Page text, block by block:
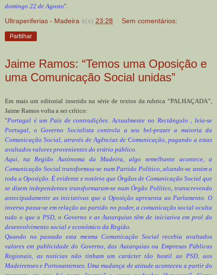
domingo 22 de Agosto".
Ultraperiferias - Madeira à(s) 23:28 Sem comentários:
Partilhar
Jaime Ramos: “Temos uma Oposição e
uma Comunicação Social unidas”
Em mais um editorial inserido na série de textos da rubrica “PALHAÇADA”,
Jaime Ramos volta a ser crítico:
"Portugal é um País de contradições. Actualmente no Rectângulo , leia-se
Portugal, o Governo Socialista controla a seu bel-prazer a maioria da
Comunicação Social, através de Agências de Comunicação, pagando a estas
avultados valores provenientes do erário público.
Aqui, na Região Autónoma da Madeira, algo semelhante acontece, a
Comunicação Social transformou-se num Partido Político, aliando-se assim a
toda a Oposição. É evidente e notório que Órgãos de Comunicação Social que
se dizem independentes transformaram-se num Órgão Político, transcrevendo
antecipadamente as iniciativas que a Oposição apresenta ao Parlamento. O
inverso passa-se em relação ao partido no poder, a comunicação social oculta
tudo o que o PSD, o Governo e as Autarquias têm de iniciativa em prol do
desenvolvimento social e económico da Região.
Quando no passado esta mesma Comunicação Social recebia avultados
valores em publicidade do Governo, das Autarquias ou Empresas Públicas
Regionais, as notícias não tinham um carácter tão hostil ao PSD, aos
Madeirenses e Portosantenses. Uma mudança de atitude aconteceu a partir do